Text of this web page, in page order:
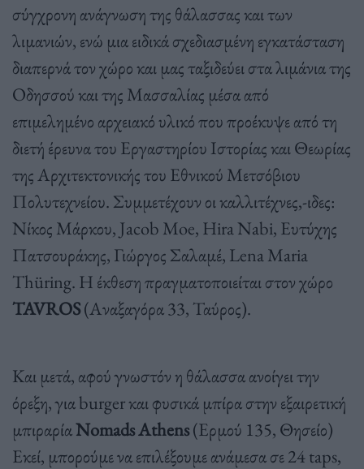
σύγχρονη ανάγνωση της θάλασσας και των
λιμανιών, ενώ μια ειδικά σχεδιασμένη εγκατάσταση
διαπερνά τον χώρο και μας ταξιδεύει στα λιμάνια της
Οδησσού και της Μασσαλίας μέσα από
επιμελημένο αρχειακό υλικό που προέκυψε από τη
διετή έρευνα του Εργαστηρίου Ιστορίας και Θεωρίας
της Αρχιτεκτονικής του Εθνικού Μετσόβιου
Πολυτεχνείου. Συμμετέχουν οι καλλιτέχνες,-ιδες:
Νίκος Μάρκου, Jacob Moe, Hira Nabi, Ευτύχης
Πατσουράκης, Γιώργος Σαλαμέ, Lena Maria
Thüring. Η έκθεση πραγματοποιείται στον χώρο
TAVROS(Αναξαγόρα 33, Ταύρος).
Και μετά, αφού γνωστόν η θάλασσα ανοίγει την
όρεξη, για burger και φυσικά μπίρα στην εξαιρετική
μπιραρίαNomads Athens(Ερμού 135, Θησείο)
Εκεί, μπορούμε να επιλέξουμε ανάμεσα σε 24 taps,